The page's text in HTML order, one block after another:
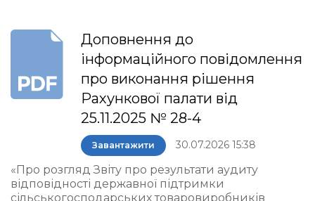
Доповнення до
інформаційного повідомлення
про виконання рішення
Рахункової палати від
25.11.2025 № 28-4
Завантажити 30.07.2026 15:38
«Про розгляд Звіту про результати аудиту
відповідності державної підтримки
сільськогосподарських товаровиробників